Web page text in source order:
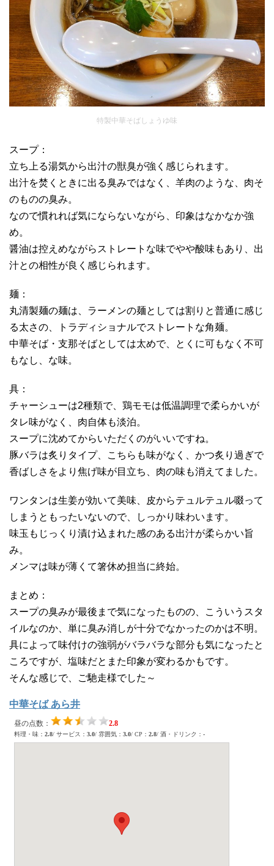
特製中華そばしょうゆ味
スープ：
立ち上る湯気から出汁の獣臭が強く感じられます。
出汁を焚くときに出る臭みではなく、羊肉のような、肉そ
のものの臭み。
なので慣れれば気にならないながら、印象はなかなか強
め。
醤油は控えめながらストレートな味でやや酸味もあり、出
汁との相性が良く感じられます。
麺：
丸清製麺の麺は、ラーメンの麺としては割りと普通に感じ
る太さの、トラディショナルでストレートな角麺。
中華そば・支那そばとしては太めで、とくに可もなく不可
もなし、な味。
具：
チャーシューは2種類で、鶏モモは低温調理で柔らかいが
タレ味がなく、肉自体も淡泊。
スープに沈めてからいただくのがいいですね。
豚バラは炙りタイプ、こちらも味がなく、かつ炙り過ぎで
香ばしさをより焦げ味が目立ち、肉の味も消えてました。
ワンタンは生姜が効いて美味、皮からテュルテュル啜って
しまうともったいないので、しっかり味わいます。
味玉もじっくり漬け込まれた感のある出汁が柔らかい旨
み。
メンマは味が薄くて箸休め担当に終始。
まとめ：
スープの臭みが最後まで気になったものの、こういうスタ
イルなのか、単に臭み消しが十分でなかったのかは不明。
具によって味付けの強弱がバラバラな部分も気になったと
ころですが、塩味だとまた印象が変わるかもです。
そんな感じで、ご馳走様でした～
中華そば あら井